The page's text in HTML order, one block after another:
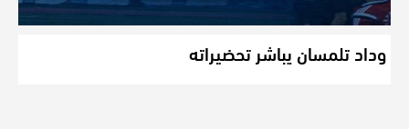
وداد تلمسان يباشر تحضيراته